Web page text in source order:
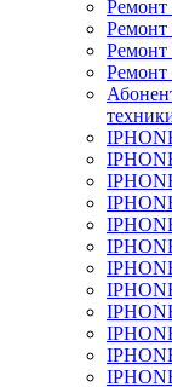
Ремонт
Ремонт
Ремонт